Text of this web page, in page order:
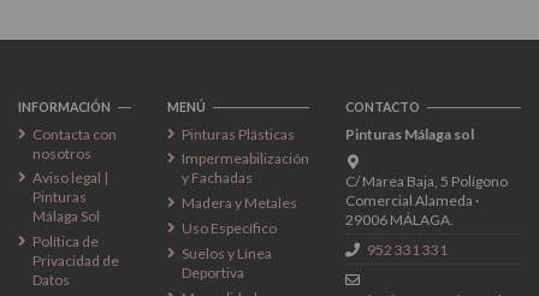
INFORMACIÓN
Contacta con
nosotros
Aviso legal |
Pinturas
Málaga Sol
Política de
Privacidad de
Datos
MENÚ
Pinturas Plásticas
Impermeabilización
y Fachadas
Madera y Metales
Uso Específico
Suelos y Línea
Deportiva
CONTACTO
Pinturas Málaga sol
C/ Marea Baja, 5 Polígono
Comercial Alameda ·
29006 MÁLAGA.
952 331 331